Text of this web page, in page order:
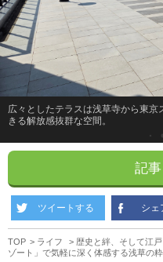
広々としたテラスは浅草寺から東
きる解放感抜群な空間。
記
ツイートする シェ
TOP ライフ
歴史と絆、そして江
ゾート」で気軽に深く体感する浅草の粋